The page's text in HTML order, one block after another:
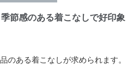
節感のある着こなしで好印象
ある着こなしが求められます。